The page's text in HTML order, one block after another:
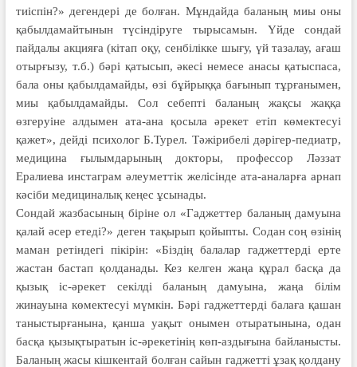
тиіспін?» дегендері де болған. Мұндайда бала­ның миы оны
қабылдамайтынын түсіндіруге тырысамын. Үйде сондай
пайдалы акцияға (кітап оқу, сенбілікке шығу, үй тазалау, ағаш
отырғызу, т.б.) бәрі қатысып, әкесі немесе анасы қатыспаса,
бала оны қабылдамайды, өзі бұйрыққа бағынып тұрғанымен,
миы қабылдамайды. Сол себепті баланың жақсы жаққа
өзгеруіне алдымен ата-ана қосыла әрекет етіп көмектесуі
қажет», дейді психолог Б.Турел. Тәжірибелі дәрігер-педиатр,
медицина ғылымдарының докторы, профессор Ләззат
Ералиева инстаграм әлеуметтік желісінде ата-аналарға арнап
кәсіби медициналық кеңес ұсынады.
Сондай жазбасының біріне ол «Гаджеттер баланың дамуына
қалай әсер етеді?» деген тақырып қойыпты. Содан соң өзінің
маман ре­тіндегі пікірін: «Біздің балалар гад­жет­терді ерте
жастан бастап қолда­нады. Кез келген жаңа құрал басқа да
қызық іс-әрекет секілді баланың дамуына, жаңа білім
жинауына көмектесуі мүмкін. Бәрі гаджеттерді балаға қашан
таныстырғанына, қанша уақыт онымен отыратынына, одан
басқа қызықтыратын іс-әрекетінің көп-аздығына байланысты.
Баланың жасы кішкентай болған сайын гаджетті ұзақ қолдану